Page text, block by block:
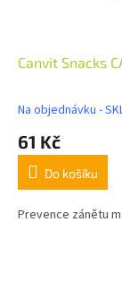
Canvit Snacks
Na objednávku -
61 Kč
Do košíku
Prevence zánětu